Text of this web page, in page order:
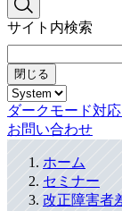
サイト内検索
閉じる
ダークモード対
お問い合わせ
ホーム
セミナー
改正障害者